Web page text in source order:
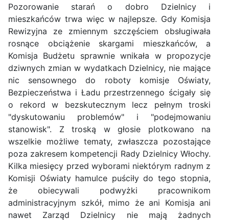
Pozorowanie starań o dobro Dzielnicy i
mieszkańców trwa więc w najlepsze. Gdy Komisja
Rewizyjna ze zmiennym szczęściem obsługiwała
rosnące obciążenie skargami mieszkańców, a
Komisja Budżetu sprawnie wnikała w propozycje
dziwnych zmian w wydatkach Dzielnicy, nie mające
nic sensownego do roboty komisje Oświaty,
Bezpieczeństwa i Ładu przestrzennego ścigały się
o rekord w bezskutecznym lecz pełnym troski
"dyskutowaniu problemów" i "podejmowaniu
stanowisk". Z troską w głosie plotkowano na
wszelkie możliwe tematy, zwłaszcza pozostające
poza zakresem kompetencji Rady Dzielnicy Włochy.
Kilka miesięcy przed wyborami niektórym radnym z
Komisji Oświaty hamulce puściły do tego stopnia,
że obiecywali podwyżki pracownikom
administracyjnym szkół, mimo że ani Komisja ani
nawet Zarząd Dzielnicy nie mają żadnych